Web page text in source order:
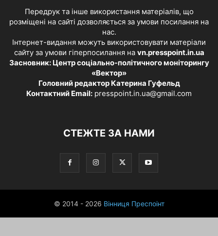
Передрук та інше використання матеріалів, що
розміщені на сайті дозволяється за умови посилання на
нас.
Інтернет-видання можуть використовувати матеріали
сайту за умови гіперпосилання на vn.presspoint.in.ua
Засновник: Центр соціально-політичного моніторингу
«Вектор»
Головний редактор Катерина Гуфельд
Контактний Email: presspoint.in.ua@gmail.com
СТЕЖТЕ ЗА НАМИ
© 2014 - 2026 Вінниця Преспоінт